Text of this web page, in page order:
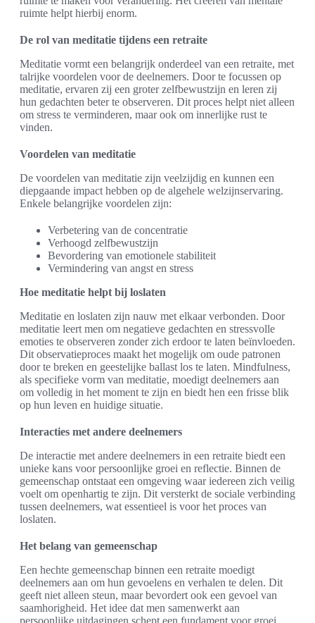
ruimte helpt hierbij enorm.
De rol van meditatie tijdens een retraite
Meditatie vormt een belangrijk onderdeel van een retraite, met
talrijke voordelen voor de deelnemers. Door te focussen op
meditatie, ervaren zij een groter zelfbewustzijn en leren zij
hun gedachten beter te observeren. Dit proces helpt niet alleen
om stress te verminderen, maar ook om innerlijke rust te
vinden.
Voordelen van meditatie
De voordelen van meditatie zijn veelzijdig en kunnen een
diepgaande impact hebben op de algehele welzijnservaring.
Enkele belangrijke voordelen zijn:
Verbetering van de concentratie
Verhoogd zelfbewustzijn
Bevordering van emotionele stabiliteit
Vermindering van angst en stress
Hoe meditatie helpt bij loslaten
Meditatie en loslaten zijn nauw met elkaar verbonden. Door
meditatie leert men om negatieve gedachten en stressvolle
emoties te observeren zonder zich erdoor te laten beïnvloeden.
Dit observatieproces maakt het mogelijk om oude patronen
door te breken en geestelijke ballast los te laten. Mindfulness,
als specifieke vorm van meditatie, moedigt deelnemers aan
om volledig in het moment te zijn en biedt hen een frisse blik
op hun leven en huidige situatie.
Interacties met andere deelnemers
De interactie met andere deelnemers in een retraite biedt een
unieke kans voor persoonlijke groei en reflectie. Binnen de
gemeenschap ontstaat een omgeving waar iedereen zich veilig
voelt om openhartig te zijn. Dit versterkt de sociale verbinding
tussen deelnemers, wat essentieel is voor het proces van
loslaten.
Het belang van gemeenschap
Een hechte gemeenschap binnen een retraite moedigt
deelnemers aan om hun gevoelens en verhalen te delen. Dit
geeft niet alleen steun, maar bevordert ook een gevoel van
saamhorigheid. Het idee dat men samenwerkt aan